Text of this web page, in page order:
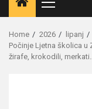
Primary
Menu
Home 2026 lipanj
Počinje Ljetna školica u
žirafe, krokodili, merkati…